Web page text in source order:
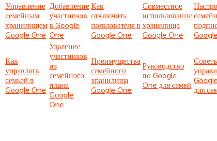
Управление
семейным
хранилищем
Google One
Добавление
участников
в Google
One
Как
отключить
пользователя в
Google One
Совместное
использование
хранилища
Google One
Как
управлять
семьей в
Google One
Удаление
участников
из
семейного
плана
Google
One
Преимущества
семейного
хранилища
Google One
Руководство
по Google
One для семей для